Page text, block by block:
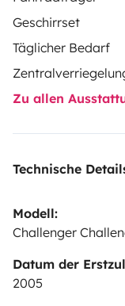
Geschirrset
Täglicher Bedarf
Zu allen
Technische
Modell:
Challenger
Datum der
2005